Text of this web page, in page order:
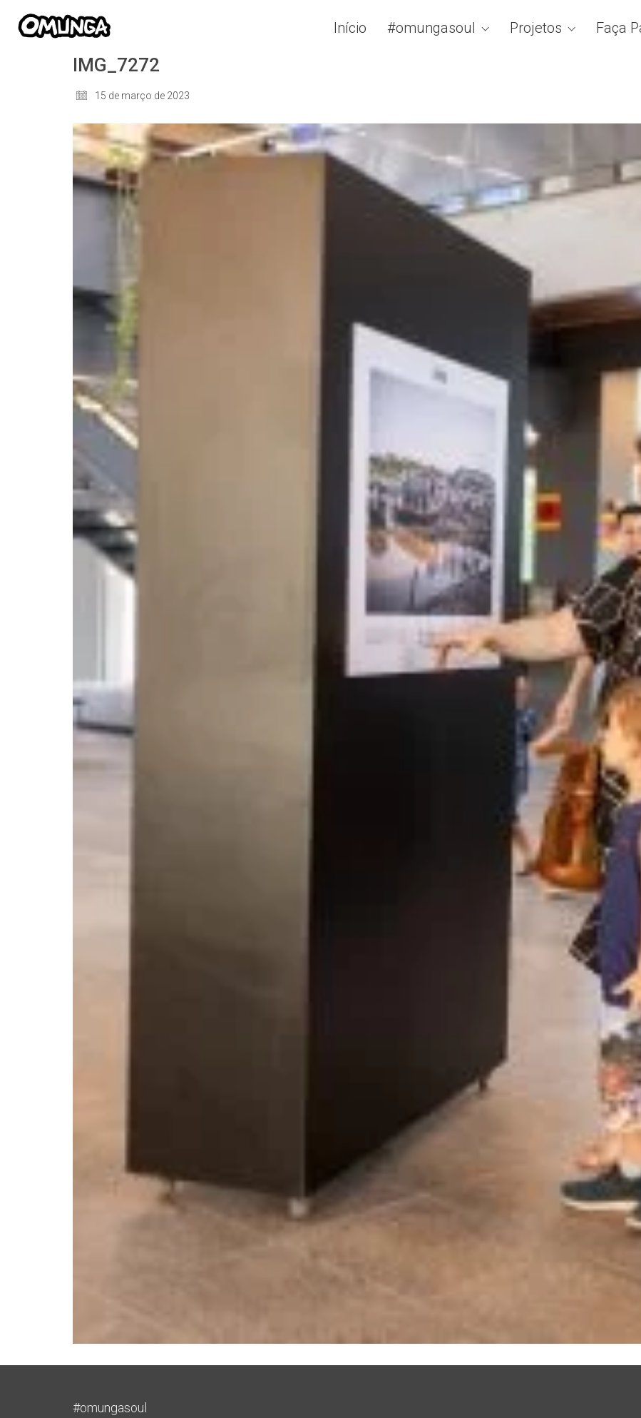
Início #omungasoul Projetos Faça
IMG_7272
15 de março de 2023
#omungasoul